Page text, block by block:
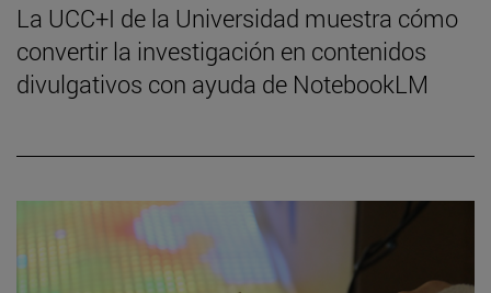
La UCC+I de la Universidad muestra cómo
convertir la investigación en contenidos
divulgativos con ayuda de NotebookLM